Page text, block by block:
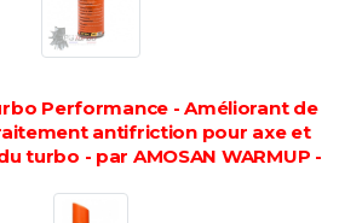
Performance - Améliorant de
antifriction pour axe et
turbo - par AMOSAN WARMUP -